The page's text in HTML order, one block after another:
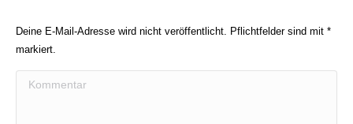
Deine E-Mail-Adresse wird nicht veröffentlicht. Pflichtfelder sind mit *
markiert.
Kommentar